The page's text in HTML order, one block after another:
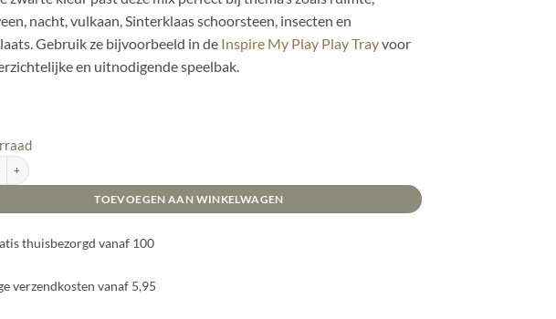
nacht, vulkaan, Sinterklaas schoorsteen, insecten en
Gebruik ze bijvoorbeeld in de Inspire My Play Play Trayvoor
en uitnodigende speelbak.
Kikkererwten Zwart aantal
TOEVOEGEN AAN WINKELWAGEN
thuisbezorgd vanaf 100
verzendkosten vanaf 5,95